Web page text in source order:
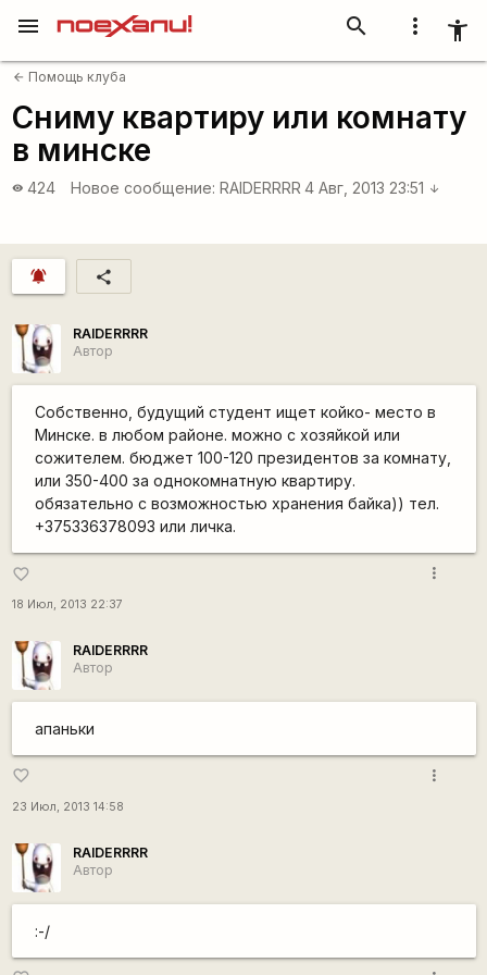
more_vert accessibility_new
search
menu
arrow_back Помощь клуба
Сниму квартиру или комнату
в минске
visibility 424 Новое сообщение: RAIDERRRR 4 Авг, 2013 23:51 arrow_downward
notifications_active share
RAIDERRRR
Автор
Собственно, будущий студент ищет койко- место в
Минске. в любом районе. можно с хозяйкой или
сожителем. бюджет 100-120 президентов за комнату,
или 350-400 за однокомнатную квартиру.
обязательно с возможностью хранения байка)) тел.
+375336378093 или личка.
favorite_border
18 Июл, 2013 22:37
more_vert
RAIDERRRR
Автор
апаньки
favorite_border
23 Июл, 2013 14:58
more_vert
RAIDERRRR
Автор
:-/